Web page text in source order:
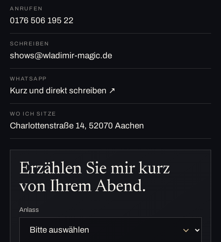
ANRUFEN
0176 506 195 22
SCHREIBEN
shows@wladimir-magic.de
WHATSAPP
Kurz und direkt schreiben ↗
WO ICH SITZE
Charlottenstraße 14, 52070 Aachen
Erzählen Sie mir kurz
von Ihrem Abend.
Anlass